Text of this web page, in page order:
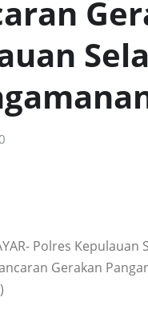
Polres
Gerakan